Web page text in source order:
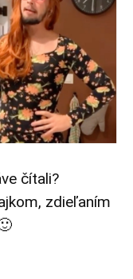
čítali?
zdieľaním